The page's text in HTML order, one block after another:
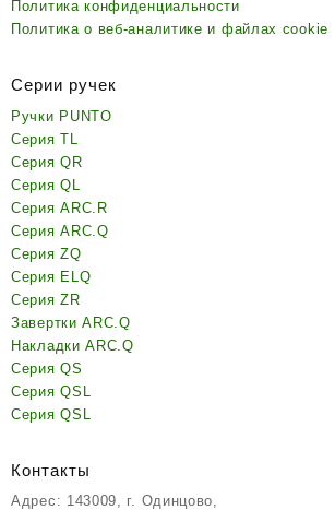
Политика конфиденциальности
Политика о веб-аналитике и файлах cookie
Серии ручек
Ручки PUNTO
Серия TL
Серия QR
Серия QL
Серия ARC.R
Серия ARC.Q
Серия ZQ
Серия ELQ
Серия ZR
Завертки ARC.Q
Накладки ARC.Q
Серия QS
Серия QSL
Серия QSL
Контакты
Адрес: 143009, г. Одинцово,